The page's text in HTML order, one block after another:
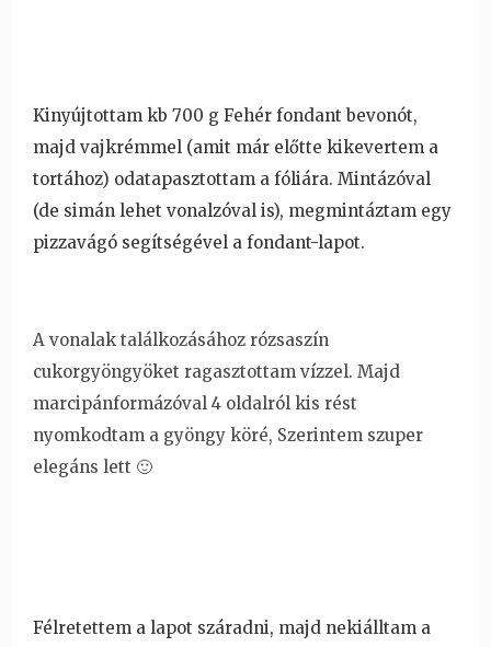
Kinyújtottam kb 700 g Fehér fondant bevonót,
majd vajkrémmel (amit már előtte kikevertem a
tortához) odatapasztottam a fóliára. Mintázóval
(de simán lehet vonalzóval is), megmintáztam egy
pizzavágó segítségével a fondant-lapot.
A vonalak találkozásához rózsaszín
cukorgyöngyöket ragasztottam vízzel. Majd
marcipánformázóval 4 oldalról kis rést
nyomkodtam a gyöngy köré, Szerintem szuper
elegáns lett 🙂
Félretettem a lapot száradni, majd nekiálltam a